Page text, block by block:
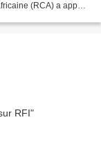
(RCA) a appelé